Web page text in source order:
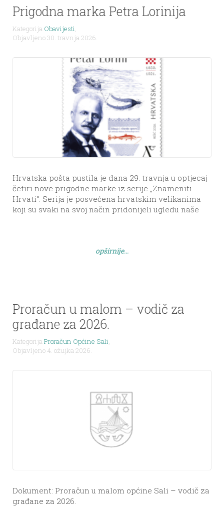
Prigodna marka Petra Lorinija
Kategorija Obavijesti,
Objavljeno 30. travnja 2026.
Hrvatska pošta pustila je dana 29. travnja u optjecaj
četiri nove prigodne marke iz serije „Znameniti
Hrvati“. Serija je posvećena hrvatskim velikanima
koji su svaki na svoj način pridonijeli ugledu naše
opširnije...
Proračun u malom – vodič za
građane za 2026.
KategorijaProračun Općine Sali,
Objavljeno 4. ožujka 2026.
Dokument: Proračun u malom općine Sali – vodič za
građane za 2026.